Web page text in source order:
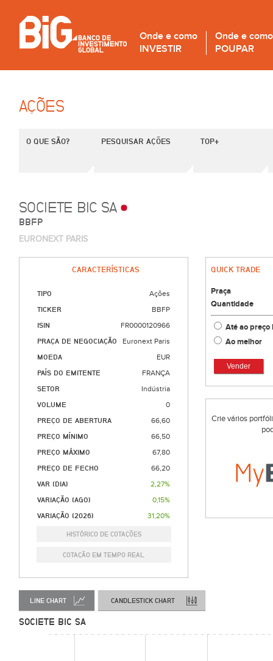
Onde e como
INVESTIR
Onde e como
POUPAR
AÇÕES
O QUE SÃO? PESQUISAR AÇÕES TOP+
SOCIETE BIC SA
BBFP
EURONEXT PARIS
CARACTERÍSTICAS
TIPO Ações
TICKER BBFP
ISIN FR0000120966
PRAÇA DE NEGOCIAÇÃO Euronext Paris
MOEDA EUR
PAÍS DO EMITENTE FRANÇA
SETOR Indústria
VOLUME 0
PREÇO DE ABERTURA 66,60
PREÇO MÍNIMO 66,50
PREÇO MÁXIMO 67,80
PREÇO DE FECHO 66,20
VAR (DIA) 2,27%
VARIAÇÃO (AGO) 0,15%
VARIAÇÃO (2026) 31,20%
HISTÓRICO DE COTAÇÕES
COTAÇÃO EM TEMPO REAL
QUICK TRADE
Praça
Quantidade
Até ao
Ao melhor
Vender
Crie vários
LINE CHART CANDLESTICK CHART
SOCIETE BIC SA